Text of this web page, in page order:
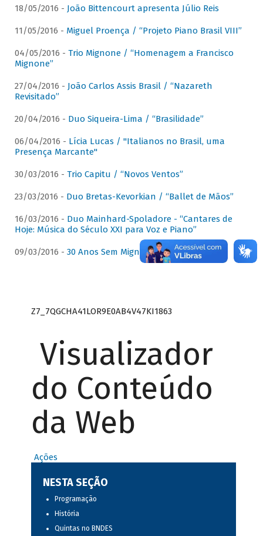
18/05/2016 - João Bittencourt apresenta Júlio Reis
11/05/2016 - Miguel Proença / “Projeto Piano Brasil VIII”
04/05/2016 - Trio Mignone / “Homenagem a Francisco
Mignone”
27/04/2016 - João Carlos Assis Brasil / “Nazareth
Revisitado”
20/04/2016 - Duo Siqueira-Lima / “Brasilidade”
06/04/2016 - Lícia Lucas / "Italianos no Brasil, uma
Presença Marcante"
30/03/2016 - Trio Capitu / “Novos Ventos”
23/03/2016 - Duo Bretas-Kevorkian / “Ballet de Mãos”
16/03/2016 - Duo Mainhard-Spoladore - “Cantares de
Hoje: Música do Século XXI para Voz e Piano”
09/03/2016 - 30 Anos Sem Mignone
Z7_7QGCHA41LOR9E0AB4V47KI1863
Visualizador
do Conteúdo
da Web
Ações
NESTA SEÇÃO
Programação
História
Quintas no BNDES